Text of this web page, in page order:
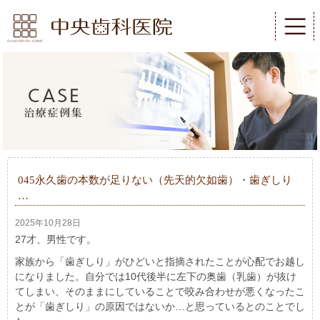
045永久歯の本数が足りない（先天的欠如歯）・歯ぎしり
…
2025年10月28日
27才、男性です。
家族から「歯ぎしり」がひどいと指摘されたことが心配でお越し
になりました。自分では10代後半に左下の奥歯（乳歯）が抜け
てしまい、そのままにしていることで咬み合わせが悪くなったこ
とが「歯ぎしり」の原因ではないか…と思っているとのことでし